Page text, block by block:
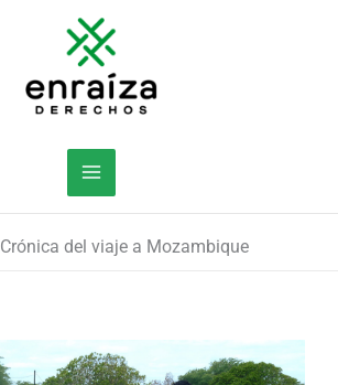
Crónica del viaje a Mozambique